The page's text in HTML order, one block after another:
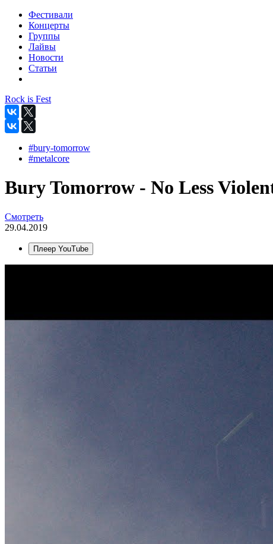
Фестивали
Концерты
Группы
Лайвы
Новости
Статьи
Rock is Fest
#bury-tomorrow
#metalcore
Bury Tomorrow - No Less
Смотреть
29.04.2019
Плеер YouTube